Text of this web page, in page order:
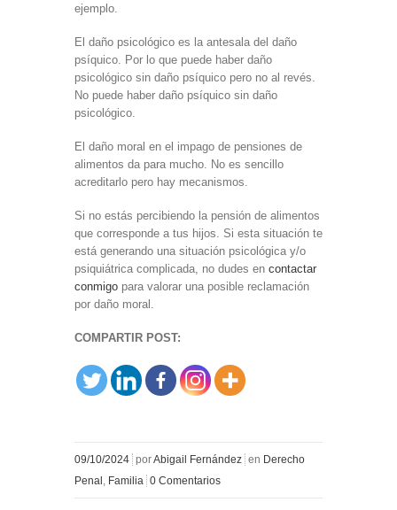
ejemplo.
El daño psicológico es la antesala del daño
psíquico. Por lo que puede haber daño
psicológico sin daño psíquico pero no al revés.
No puede haber daño psíquico sin daño
psicológico.
El daño moral en el impago de pensiones de
alimentos da para mucho. No es sencillo
acreditarlo pero hay mecanismos.
Si no estás percibiendo la pensión de alimentos
que corresponde a tus hijos. Si esta situación te
está generando una situación psicológica y/o
psiquiátrica complicada, no dudes en contactar
conmigo para valorar una posible reclamación
por daño moral.
COMPARTIR POST:
09/10/2024 porAbigail Fernández en Derecho
Penal Familia 0 Comentarios